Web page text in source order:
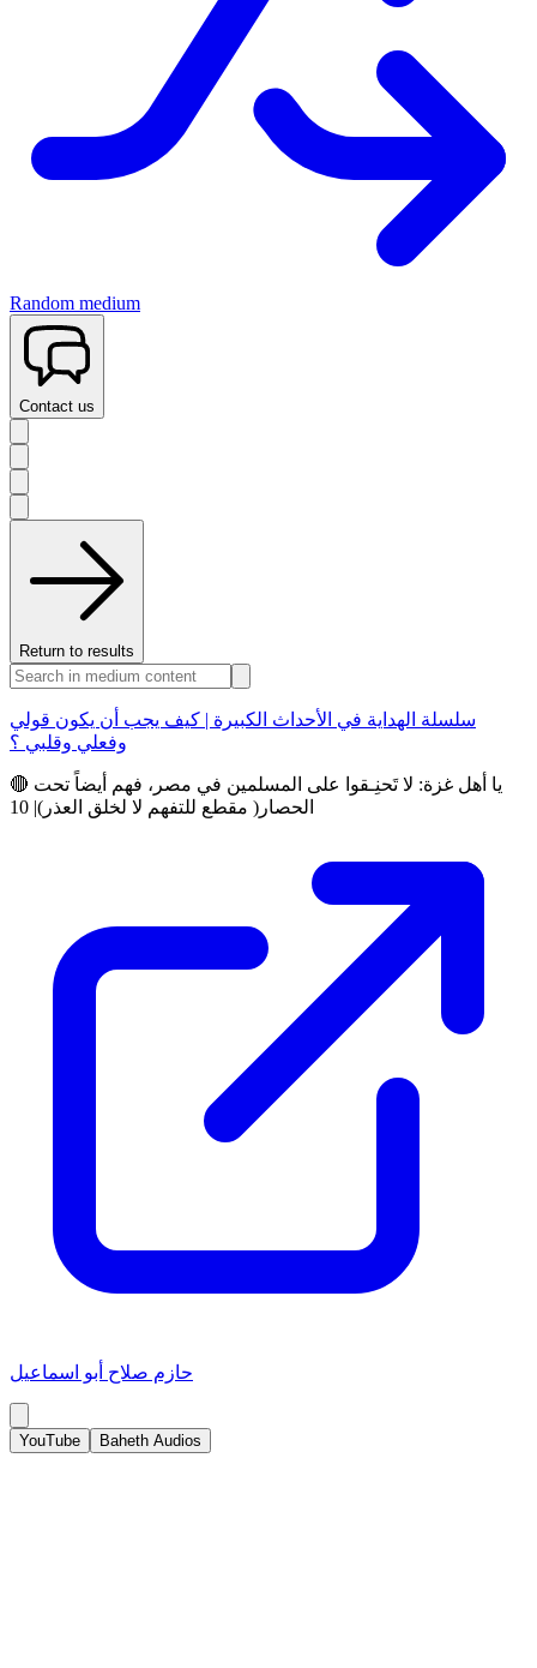
Random medium
Contact us
Return to results
سلسلة الهداية في الأحداث الكبيرة | كيف يجب أن يكون قولي
وفعلي وقلبي ؟
🔴 يا أهل غزة: لا تَحنِـقوا على المسلمين في مصر، فهم أيضاً تحت
الحصار( مقطع للتفهم لا لخلق العذر)| 10
حازم صلاح أبو اسماعيل
YouTube Baheth Audios